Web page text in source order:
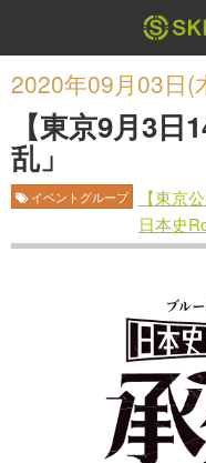
2020年09月03日(
【東京9月3
乱」
イベントグループ
【東京
日本史